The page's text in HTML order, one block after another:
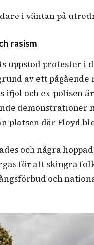
i väntan på
rasism
uppstod protester i
av ett
ifjol och ex-polisen
demonstrationer
platsen där Floyd
och några
för att skingra
och